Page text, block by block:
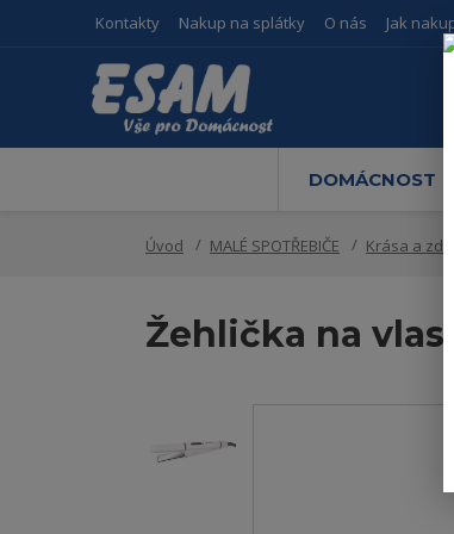
Kontakty Nakup na splátky O nás Jak
DOMÁCNOST
Úvod MALÉ SPOTŘEBIČE Krása a
Žehlička na